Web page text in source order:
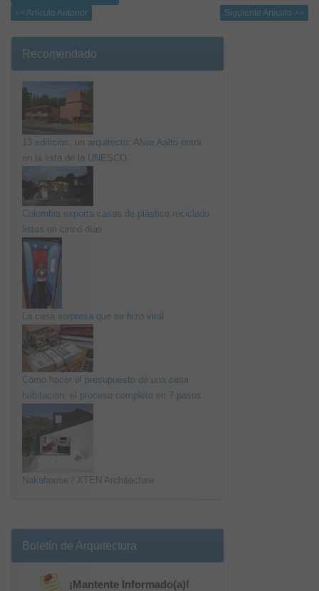
<< Artículo Anterior Siguiente Artículo >>
Recomendado
13 edificios, un arquitecto: Alvar Aalto entra
en la lista de la UNESCO
Colombia exporta casas de plástico reciclado
listas en cinco días
La casa sorpresa que se hizo viral
Cómo hacer el presupuesto de una casa
habitación: el proceso completo en 7 pasos
Nakahouse / XTEN Architecture
Boletín de Arquitectura
¡Mantente Informado(a)!